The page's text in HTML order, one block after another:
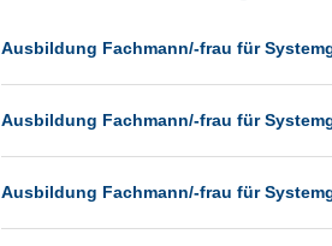
Dresden
Düsseldorf
Erfurt
Essen
Frankfurt
Ausbildung Fachmann/-frau für
Ausbildung Fachmann/-frau für
Ausbildung Fachmann/-frau für